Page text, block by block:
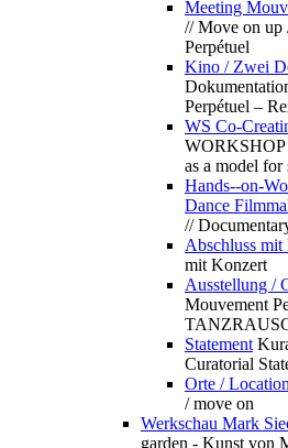
Meeting
// Move on up
Perpétuel
Kino / Zwei
Perpétuel –
WS Co-
WORKSHOP
as a model for
Hands--on-
Dance
//
Abschluss mit
mit Konzert
Ausstellung /
Mouvement
Statement
Curatorial
Orte /
/ move on
Werkschau Mark
garden - Kunst von